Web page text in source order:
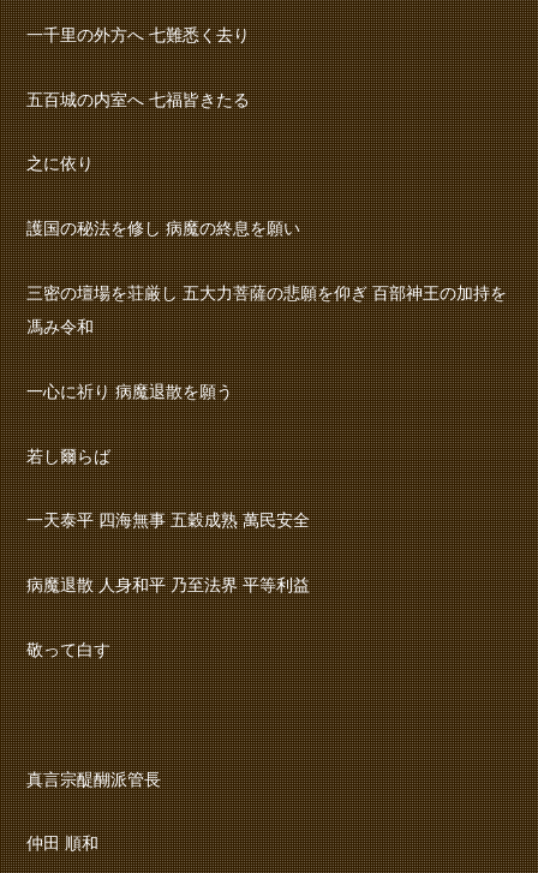
一千里の外方へ 七難悉く去り
五百城の内室へ 七福皆きたる
之に依り
護国の秘法を修し 病魔の終息を願い
三密の壇場を荘厳し 五大力菩薩の悲願を仰ぎ 百部神王の加持を
馮み令和
一心に祈り 病魔退散を願う
若し爾らば
一天泰平 四海無事 五穀成熟 萬民安全
病魔退散 人身和平 乃至法界 平等利益
敬って白す
真言宗醍醐派管長
仲田 順和